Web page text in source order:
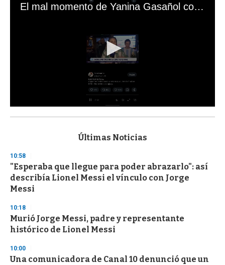
El mal momento de Yanina Gasañol con un hincha argentino en "Subrayado"
s
d
s
o
f
3
s
e
c
o
d
s
Últimas Noticias
10:58
"Esperaba que llegue para poder abrazarlo": así
describía Lionel Messi el vínculo con Jorge
Messi
10:18
Murió Jorge Messi, padre y representante
histórico de Lionel Messi
10:00
Una comunicadora de Canal 10 denunció que un